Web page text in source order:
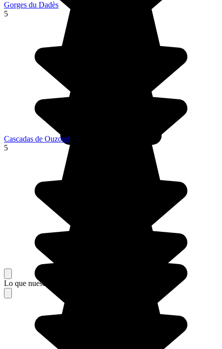
Gorges du Dadès
5
Cascadas de Ouzoud
5
Lo que nuestros viajeros piensan de su estancia